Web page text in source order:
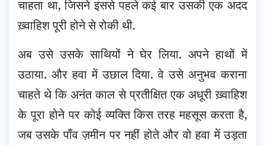
चाहता था, जिसने इससे पहले कई बार उसकी एक अदद
ख़्वाहिश पूरी होने से रोकी थी.
अब उसे उसके साथियों ने घेर लिया. अपने हाथों में
उठाया. और हवा में उछाल दिया. वे उसे अनुभव कराना
चाहते थे कि अनंत काल से प्रतीक्षित एक अधूरी ख़्वाहिश
के पूरा होने पर कोई व्यक्ति किस तरह महसूस करता है,
जब उसके पाँव ज़मीन पर नहीं होते और वो हवा में उड़ता